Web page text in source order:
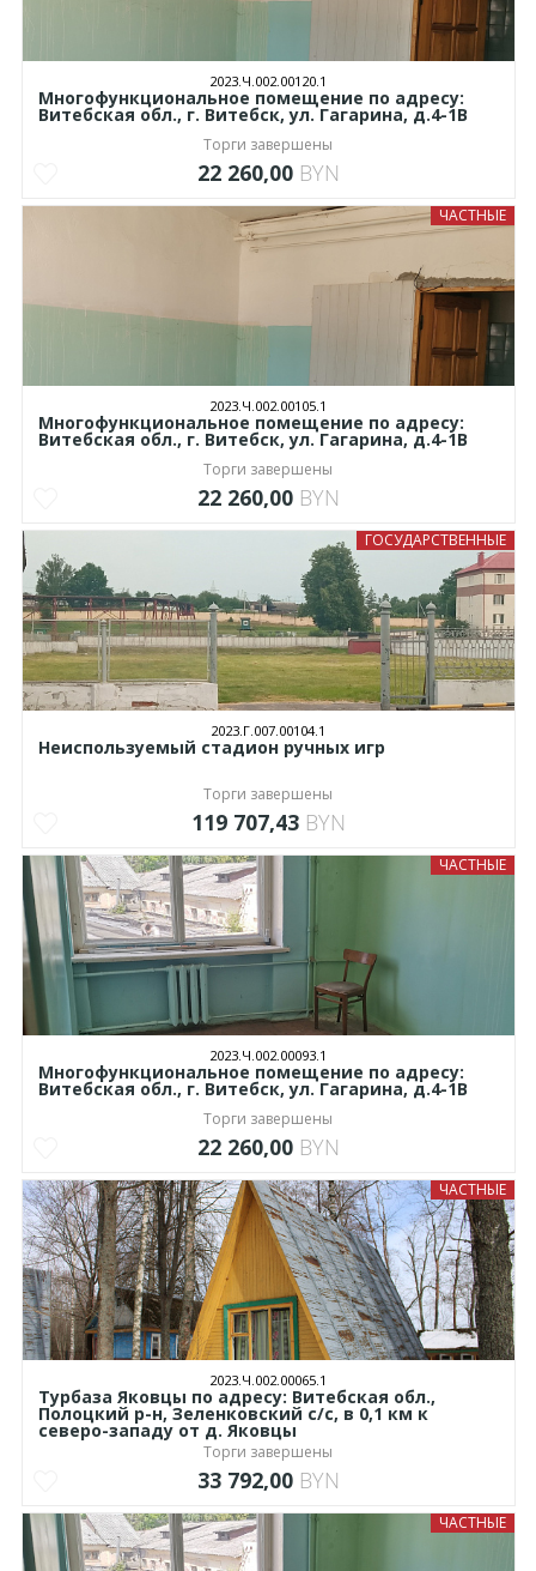
2023.Ч.002.00120.1
Многофункциональное помещение по адресу:
Витебская обл., г. Витебск, ул. Гагарина, д.4-1В
Торги завершены
22 260,00 BYN
ЧАСТНЫЕ
2023.Ч.002.00105.1
Многофункциональное помещение по адресу:
Витебская обл., г. Витебск, ул. Гагарина, д.4-1В
Торги завершены
22 260,00 BYN
ГОСУДАРСТВЕННЫЕ
2023.Г.007.00104.1
Неиспользуемый стадион ручных игр
Торги завершены
119 707,43 BYN
ЧАСТНЫЕ
2023.Ч.002.00093.1
Многофункциональное помещение по адресу:
Витебская обл., г. Витебск, ул. Гагарина, д.4-1В
Торги завершены
22 260,00 BYN
ЧАСТНЫЕ
2023.Ч.002.00065.1
Турбаза Яковцы по адресу: Витебская обл.,
Полоцкий р-н, Зеленковский с/с, в 0,1 км к
северо-западу от д. Яковцы
Торги завершены
33 792,00 BYN
ЧАСТНЫЕ